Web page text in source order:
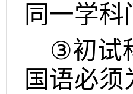
同一学
③初试
国语必